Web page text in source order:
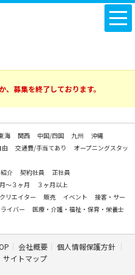
、募集を終了しております。
海 関西 中国/四国 九州
沖縄
由 交通費/手当てあり
オープニングスタッ
紹介 契約社員
正社員
～３ヶ月
３ヶ月以上
リエイター 販売 イベント
接客・サー
イバー
医療・介護・福祉・保育・栄養士
会社概要
個人情報保護方針
サイトマップ